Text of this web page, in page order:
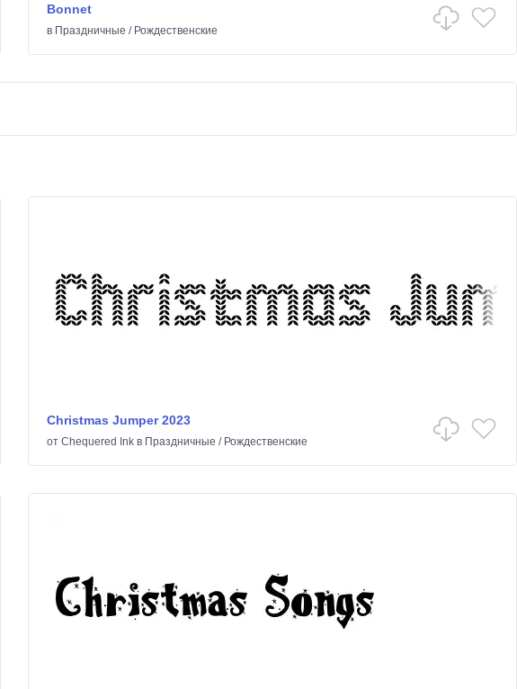
Bonnet
в Праздничные / Рождественские
Christmas Jumper 2023
от Chequered Inkв Праздничные / Рождественские